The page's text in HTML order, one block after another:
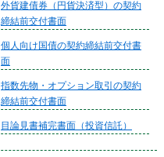
外貨建債券（円貨決済型）の契約
締結前交付書面
個人向け国債の契約締結前交付書
面
指数先物・オプション取引の契約
締結前交付書面
目論見書補完書面（投資信託）